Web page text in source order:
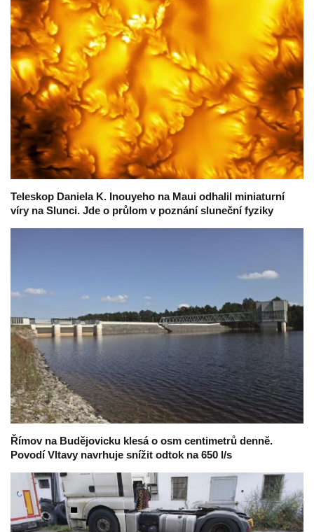
Teleskop Daniela K. Inouyeho na Maui odhalil miniaturní
víry na Slunci. Jde o průlom v poznání sluneční fyziky
Římov na Budějovicku klesá o osm centimetrů denně.
Povodí Vltavy navrhuje snížit odtok na 650 l/s